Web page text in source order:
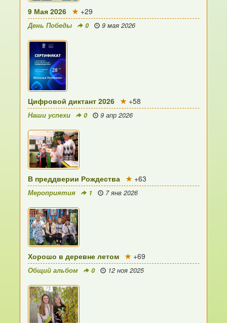
9 Мая 2026 +29
День Победы 0 9 мая 2026
Цифровой диктант 2026 +58
Наши успехи 0 9 апр 2026
В преддверии Рождества +63
Мероприятия 1 7 янв 2026
Хорошо в деревне летом +69
Общий альбом 0 12 ноя 2025